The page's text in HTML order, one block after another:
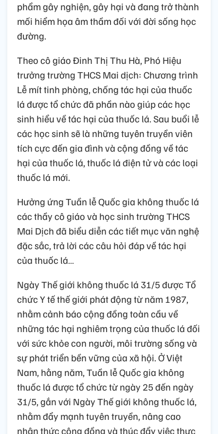
phẩm gây nghiện, gây hại và đang trở thành
mối hiểm họa âm thầm đối với đời sống học
đường.
Theo cô giáo Đinh Thị Thu Hà, Phó Hiệu
trưởng trường THCS Mai dịch: Chương trình
Lễ mít tinh phòng, chống tác hại của thuốc
lá được tổ chức đã phần nào giúp các học
sinh hiểu về tác hại của thuốc lá. Sau buổi lễ
các học sinh sẽ là những tuyên truyền viên
tích cực đến gia đình và cộng đồng về tác
hại của thuốc lá, thuốc lá điện tử và các loại
thuốc lá mới.
Hưởng ứng Tuần lễ Quốc gia không thuốc lá
các thầy cô giáo và học sinh trường THCS
Mai Dịch đã biểu diễn các tiết mục văn nghệ
đặc sắc, trả lời các câu hỏi đáp về tác hại
của thuốc lá…
Ngày Thế giới không thuốc lá 31/5 được Tổ
chức Y tế thế giới phát động từ năm 1987,
nhằm cảnh báo cộng đồng toàn cầu về
những tác hại nghiêm trọng của thuốc lá đối
với sức khỏe con người, môi trường sống và
sự phát triển bền vững của xã hội. Ở Việt
Nam, hằng năm, Tuần lễ Quốc gia không
thuốc lá được tổ chức từ ngày 25 đến ngày
31/5, gắn với Ngày Thế giới không thuốc lá,
nhằm đẩy mạnh tuyên truyền, nâng cao
nhận thức cộng đồng và thúc đẩy việc thực